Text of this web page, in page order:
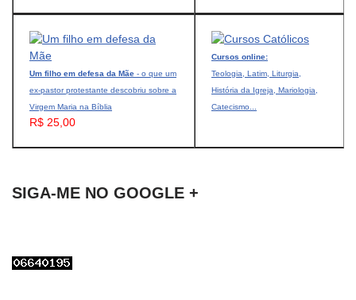
Um filho em defesa da Mãe - o que um
ex-pastor protestante descobriu sobre a
Virgem Maria na Bíblia
R$ 25,00
Cursos online:
Teologia, Latim, Liturgia,
História da Igreja, Mariologia,
Catecismo...
SIGA-ME NO GOOGLE +